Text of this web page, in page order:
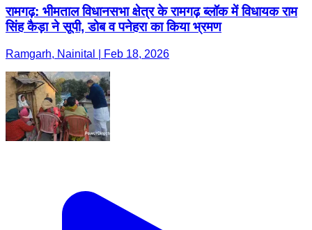
रामगढ़: भीमताल विधानसभा क्षेत्र के रामगढ़ ब्लॉक में विधायक राम
सिंह कैड़ा ने सूपी, डोब व पनेहरा का किया भ्रमण
Ramgarh, Nainital | Feb 18, 2026